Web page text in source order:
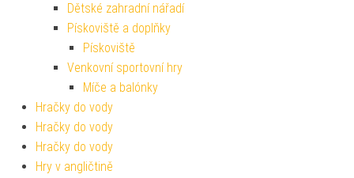
Dětské zahradní nářadí
Pískoviště a doplňky
Pískoviště
Venkovní sportovní hry
Míče a balónky
Hračky do vody
Hračky do vody
Hračky do vody
Hry v angličtině